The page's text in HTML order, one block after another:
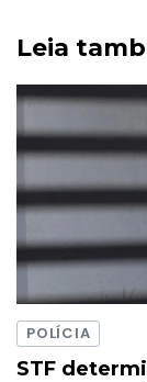
Leia
POLÍCIA
STF